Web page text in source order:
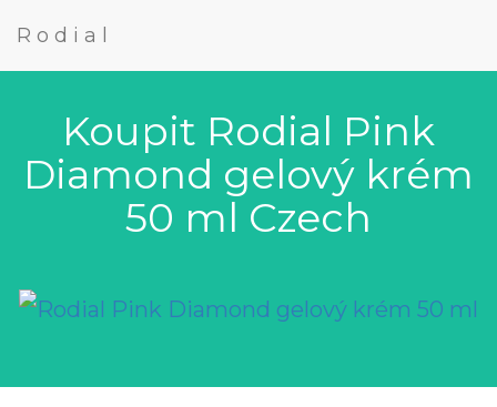
Rodial
Koupit Rodial Pink
Diamond gelový krém
50 ml Czech